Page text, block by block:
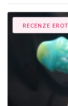
RECENZE